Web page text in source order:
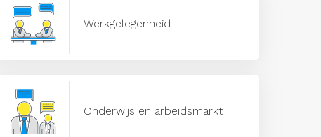
Werkgelegenheid
Onderwijs en arbeidsmarkt